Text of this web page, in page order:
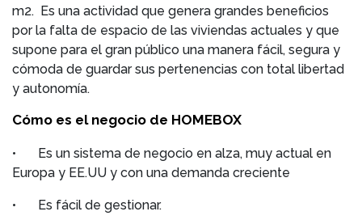
m2. Es una actividad que genera grandes beneficios
por la falta de espacio de las viviendas actuales y que
supone para el gran público una manera fácil, segura y
cómoda de guardar sus pertenencias con total libertad
y autonomía.
Cómo es el negocio de HOMEBOX
•
Es un sistema de negocio en alza, muy actual en
Europa y EE.UU y con una demanda creciente
• Es fácil de gestionar.